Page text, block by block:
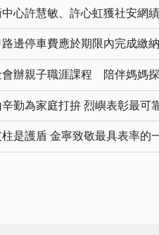
心許慧敏、許心虹獲社安網
邊停車費應於期限內完成繳納
會辦親子職涯課程 陪伴媽媽
勤為家庭打拚 烈嶼表彰最可
是護盾 金寧致敬最具表率的